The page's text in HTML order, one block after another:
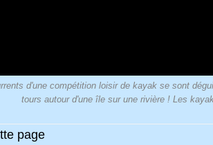
d'une compétition loisir de kayak se sont
tours autour d'une île sur une rivière ! Les
page